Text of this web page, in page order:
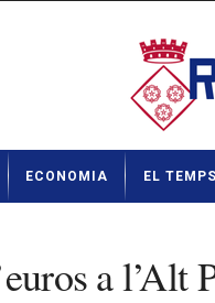
ECONOMIA EL TEMPS
a